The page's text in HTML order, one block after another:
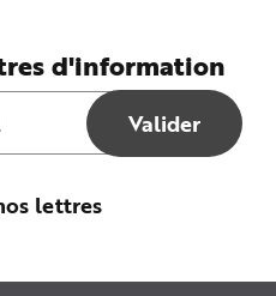
d'information
lettres